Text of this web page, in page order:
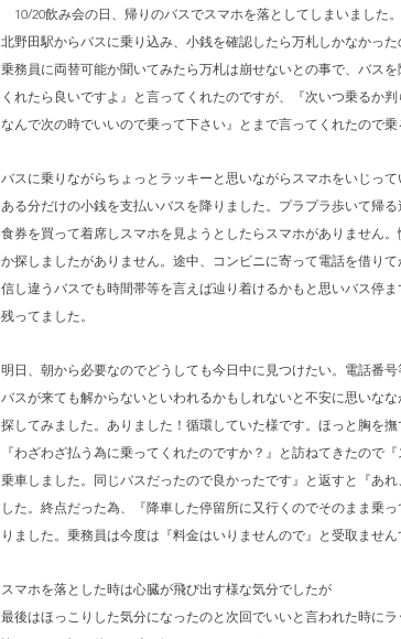
10/20飲み会の日、帰りのバスでスマホを落としてしまいました。
北野田駅からバスに乗り込み、小銭を確認したら万札しかなかっ
乗務員に両替可能か聞いてみたら万札は崩せないとの事で、バス
くれたら良いですよ』と言ってくれたのですが、『次いつ乗るか
なんで次の時でいいので乗って下さい』とまで言ってくれたので乗
バスに乗りながらちょっとラッキーと思いながらスマホをいじっ
ある分だけの小銭を支払いバスを降りました。プラプラ歩いて帰
食券を買って着席しスマホを見ようとしたらスマホがありません
か探しましたがありません。途中、コンビニに寄って電話を借り
信し違うバスでも時間帯等を言えば辿り着けるかもと思いバス停
残ってました。
明日、朝から必要なのでどうしても今日中に見つけたい。電話番
バスが来ても解からないといわれるかもしれないと不安に思いな
探してみました。ありました！循環していた様です。ほっと胸を
『わざわざ払う為に乗ってくれたのですか？』と訪ねてきたので
乗車しました。同じバスだったので良かったです』と返すと『あ
した。終点だった為、『降車した停留所に又行くのでそのまま乗
りました。乗務員は今度は『料金はいりませんので』と受取ません
スマホを落とした時は心臓が飛び出す様な気分でしたが
最後はほっこりした気分になったのと次回でいいと言われた時に